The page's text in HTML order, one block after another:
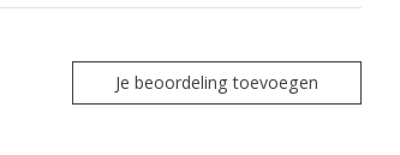
Je beoordeling toevoegen